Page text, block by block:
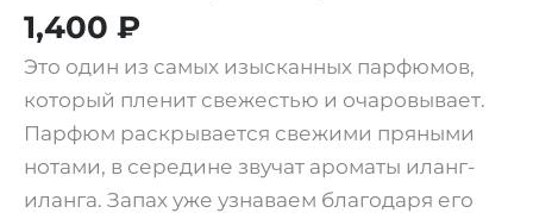
1,400 ₽
Это один из самых изысканных парфюмов,
который пленит свежестью и очаровывает.
Парфюм раскрывается свежими пряными
нотами, в середине звучат ароматы иланг-
иланга. Запах уже узнаваем благодаря его